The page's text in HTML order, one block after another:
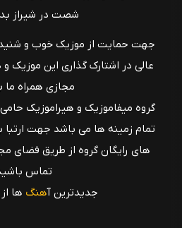
شصت در شیراز
جهت حمایت از موزیک خوب و
عالی در اشتارک گذاری این موزیک
مجازی همراه ما
گروه میفاموزیک و هیراموزیک
تمام زمینه ها می باشد جهت ارتبا
های رایگان گروه از طریق فضای
تماس
جدیدترین آهنگ ها از